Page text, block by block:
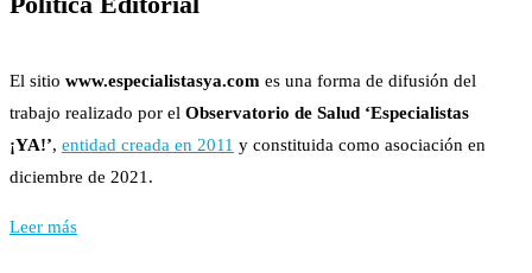
El sitio www.especialistasya.com es una forma de difusión del
trabajo realizado por el Observatorio de Salud ‘Especialistas
¡YA!’, entidad creada en 2011 y constituida como asociación en
diciembre de 2021.
Leer más